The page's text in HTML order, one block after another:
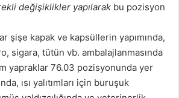
değişiklikler yapılarak bu pozisyon
şişe kapak ve kapsüllerin yapımında,
sigara, tütün vb. ambalajlanmasında
yapraklar 76.03 pozisyonunda yer
ısı yalıtımları için buruşuk